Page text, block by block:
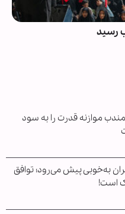
موازنه قدرت را به سود
به‌خوبی پیش می‌رود؛ توافق
است!